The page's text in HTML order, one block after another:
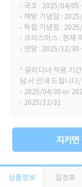
- 국조 : 2025/04/05
- 해방 기념일 :
- 독립 기념일 :
- 크리스마스 : 현재
- 연말 : 2025/12/30
* 갈라디너 적용 기
담 시 안내 드립니
- 2025/04/30 or
- 2025/12/31
상품정보 일정표